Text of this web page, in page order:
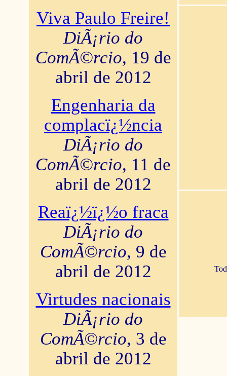
Viva Paulo Freire!
DiÃ¡rio do
ComÃ©rcio, 19 de
abril de 2012
Engenharia da
complacï¿½ncia
DiÃ¡rio do
ComÃ©rcio, 11 de
abril de 2012
Reaï¿½ï¿½o fraca
DiÃ¡rio do
ComÃ©rcio, 9 de
abril de 2012
Virtudes nacionais
DiÃ¡rio do
ComÃ©rcio, 3 de
abril de 2012